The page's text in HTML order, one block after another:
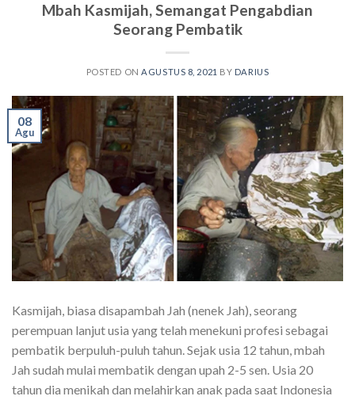
Mbah Kasmijah, Semangat Pengabdian
Seorang Pembatik
POSTED ONAGUSTUS 8, 2021 BY DARIUS
08
Agu
Kasmijah, biasa disapambah Jah (nenek Jah), seorang
perempuan lanjut usia yang telah menekuni profesi sebagai
pembatik berpuluh-puluh tahun. Sejak usia 12 tahun, mbah
Jah sudah mulai membatik dengan upah 2-5 sen. Usia 20
tahun dia menikah dan melahirkan anak pada saat Indonesia